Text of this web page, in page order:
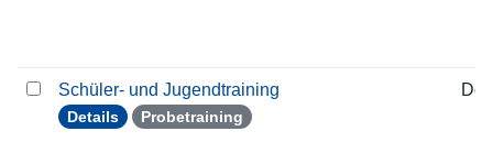
Schüler- und Jugendtraining
Details Probetraining